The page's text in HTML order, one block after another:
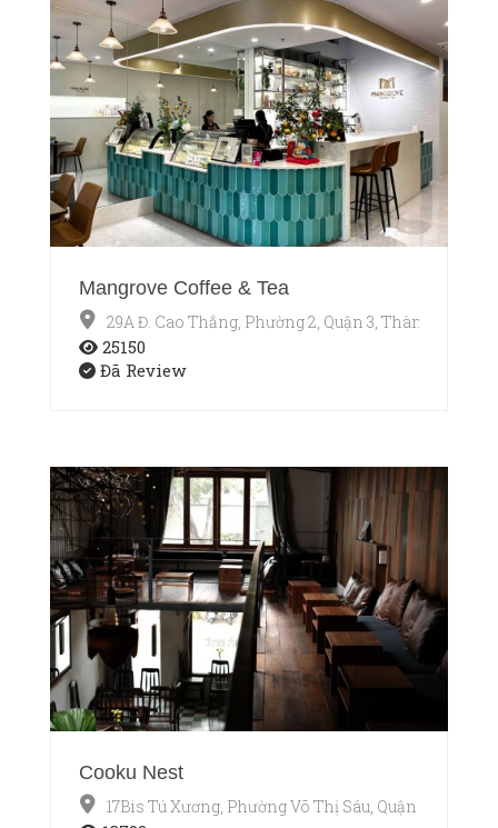
Mangrove Coffee & Tea
29A Đ. Cao Thắng, Phường 2, Quận 3, Thành phố
25150
Đã Review
Cooku Nest
17Bis Tú Xương, Phường Võ Thị Sáu, Quận 3, TP.HCM